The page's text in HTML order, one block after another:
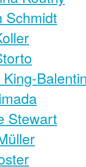
Schmidt
King-
Stewart